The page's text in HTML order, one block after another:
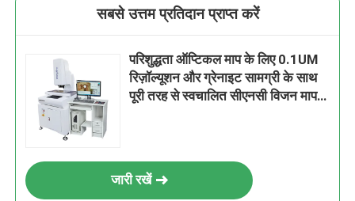
सबसे उत्तम प्रतिदान प्राप्त करें
परिशुद्धता ऑप्टिकल माप के लिए 0.1UM
रिज़ॉल्यूशन और ग्रेनाइट सामग्री के साथ
पूरी तरह से स्वचालित सीएनसी विजन मापने
जारी रखें